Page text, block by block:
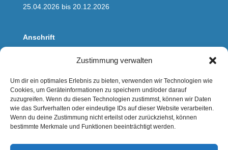
Zustimmung verwalten
Um dir ein optimales Erlebnis zu bieten, verwenden wir Technologien wie
Cookies, um Geräteinformationen zu speichern und/oder darauf
zuzugreifen. Wenn du diesen Technologien zustimmst, können wir Daten
wie das Surfverhalten oder eindeutige IDs auf dieser Website verarbeiten.
Wenn du deine Zustimmung nicht erteilst oder zurückziehst, können
bestimmte Merkmale und Funktionen beeinträchtigt werden.
25.04.2026 bis 20.12.2026
Anschrift
Steganlage am Riveufer
06114 Halle/Saale
Kontakt
E-Mail:buchung@saalefloss.de
Mobil: 0170 2345100